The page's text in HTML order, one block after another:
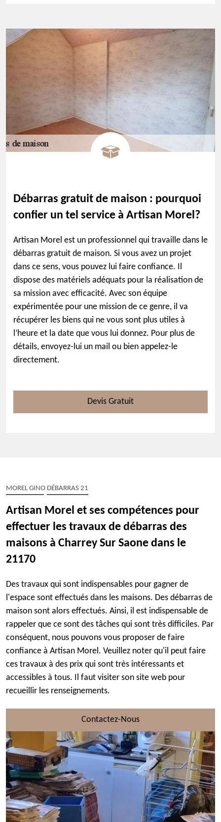
Débarras gratuit de maison : pourquoi
confier un tel service à Artisan Morel?
Artisan Morel est un professionnel qui travaille dans le
débarras gratuit de maison. Si vous avez un projet
dans ce sens, vous pouvez lui faire confiance. Il
dispose des matériels adéquats pour la réalisation de
sa mission avec efficacité. Avec son équipe
expérimentée pour une mission de ce genre, il va
récupérer les biens qui ne vous sont plus utiles à
l’heure et la date que vous lui donnez. Pour plus de
détails, envoyez-lui un mail ou bien appelez-le
directement.
Devis Gratuit
MOREL GINO DÉBARRAS 21
Artisan Morel et ses compétences pour
effectuer les travaux de débarras des
maisons à Charrey Sur Saone dans le
21170
Des travaux qui sont indispensables pour gagner de
l'espace sont effectués dans les maisons. Des débarras de
maison sont alors effectués. Ainsi, il est indispensable de
rappeler que ce sont des tâches qui sont très difficiles. Par
conséquent, nous pouvons vous proposer de faire
confiance à Artisan Morel. Veuillez noter qu'il peut faire
ces travaux à des prix qui sont très intéressants et
accessibles à tous. Il faut visiter son site web pour
recueillir les renseignements.
Contactez-Nous